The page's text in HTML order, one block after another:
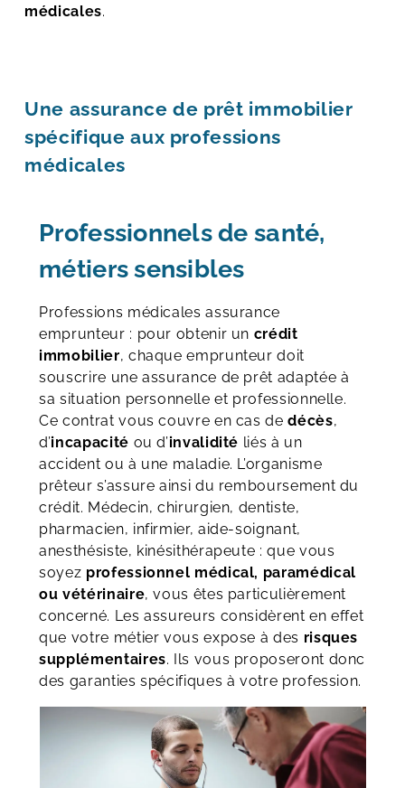
médicales.
Une assurance de prêt immobilier
spécifique aux professions
médicales
Professionnels de santé,
métiers sensibles
Professions médicales assurance
emprunteur : pour obtenir un crédit
immobilier, chaque emprunteur doit
souscrire une assurance de prêt adaptée à
sa situation personnelle et professionnelle.
Ce contrat vous couvre en cas dedécès,
d’incapacité ou d’invalidité liés à un
accident ou à une maladie. L’organisme
prêteur s’assure ainsi du remboursement du
crédit. Médecin, chirurgien, dentiste,
pharmacien, infirmier, aide-soignant,
anesthésiste, kinésithérapeute : que vous
soyez professionnel médical, paramédical
ou vétérinaire, vous êtes particulièrement
concerné. Les assureurs considèrent en effet
que votre métier vous expose à des risques
supplémentaires. Ils vous proposeront donc
des garanties spécifiques à votre profession.